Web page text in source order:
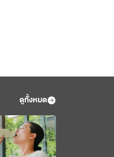
ดูทั้งหมด